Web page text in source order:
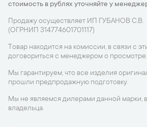
стоимость в рублях уточняйте у
Продажу осуществляет ИП ГУБАНОВ С.В.
(ОГРНИП 314774601701117)
Товар находится на комиссии, в связи с
договориться с менеджером о просмотре.
Мы гарантируем, что все изделия
прошли предпродажную подготовку.
Мы не являемся дилерами данной марки,
владельца.